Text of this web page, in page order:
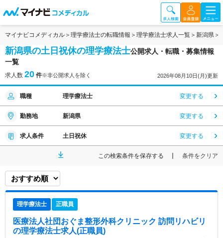
マイナビコメディカル 理学療法士の転職情報 理学療法士求人一覧 新潟県
新潟県の土日祝休の理学療法士公開求人・転職・募集情報
一覧
求人数 20 件※非公開求人を除く 2026年08月10日(月)更新
職種 理学療法士 変更する
勤務地 新潟県 変更する
求人条件 土日祝休 変更する
この検索条件を保存する 条件をクリア
理学療法士 正職員
医療法人社団おぐま整形外科クリニック 訪問リハビリ
の理学療法士求人(正職員)